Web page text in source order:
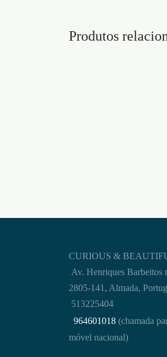
Produtos
CURIOUS &
Av. Henriques Barbeitos
2805-141, Almada,
513225404
964601018 (chamada
móvel nacional)